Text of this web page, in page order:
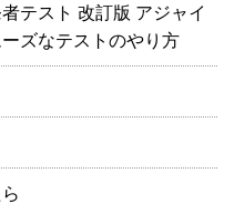
テスト 改訂版 アジャイ
ズなテストのやり方